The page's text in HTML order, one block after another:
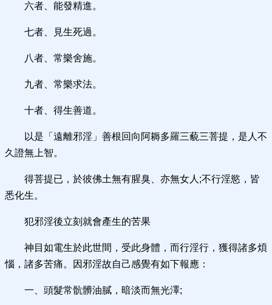
六者、能發精進。
七者、見生死過。
八者、常樂舍施。
九者、常樂求法。
十者、得生善道。
以是「遠離邪淫」善根回向阿耨多羅三藐三菩提，是人不
久證無上智。
得菩提已，於彼佛土無有腥臭、亦無女人;不行淫慾，皆
悉化生。
犯邪淫後立刻就會產生的苦果
神目如電生於此世間，受此身體，而行淫行，獲得諸多煩
惱，諸多苦痛。因邪淫故自己感覺有如下報應：
一、頭髮常骯髒油膩，暗淡而無光澤;